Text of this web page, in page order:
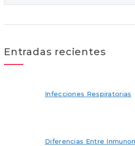
Entradas recientes
Infecciones Respiratorias
Diferencias Entre